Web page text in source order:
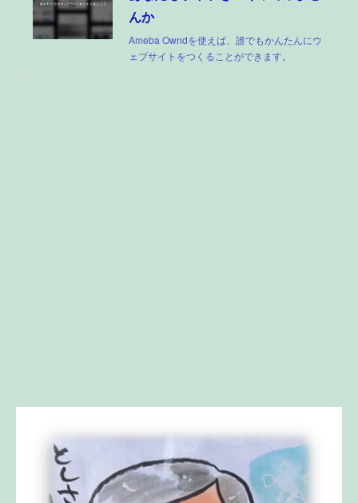
んか
Ameba Owndを使えば、誰でもかんたんにウ
ェブサイトをつくることができます。